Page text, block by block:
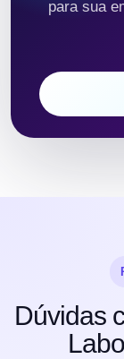
para sua
Dúvidas